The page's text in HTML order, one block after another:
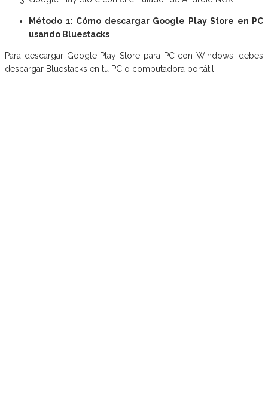
Método 1: Cómo descargar Google Play Store en PC
usando Bluestacks
Para descargar Google Play Store para PC con Windows, debes
descargar Bluestacks en tu PC o computadora portátil.